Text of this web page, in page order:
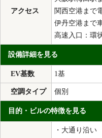
アクセス
関西空港まで
伊丹空港まで
高速入口：環
設備詳細を見る
EV基数 1基
空調タイプ 個別
目的・ビルの特徴を見る
・大通り沿い